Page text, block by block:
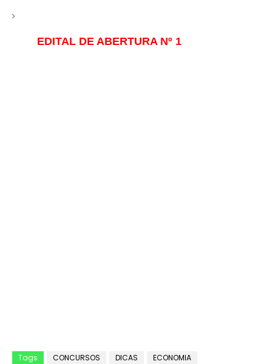
EDITAL DE ABERTURA Nº 1
Tags CONCURSOS DICAS ECONOMIA